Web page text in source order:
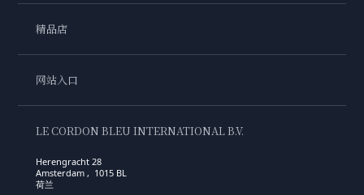
精品店
网站入口
LE CORDON BLEU INTERNATIONAL B.V.
Herengracht 28
Amsterdam , 1015 BL
荷兰